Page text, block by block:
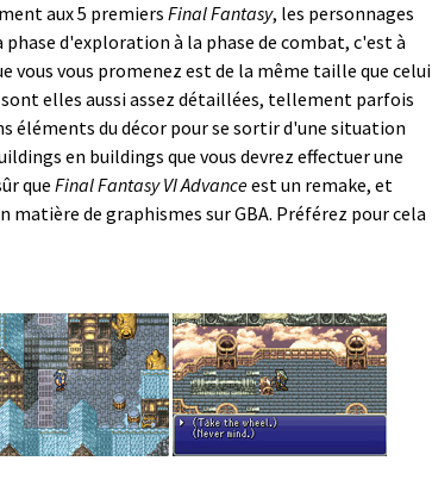
aux 5 premiersFinal Fantasy, les personnages
phase d'exploration à la phase de combat, c'est à
vous vous promenez est de la même taille que celui
elles aussi assez détaillées, tellement parfois
du décor pour se sortir d'une situation
en buildings que vous devrez effectuer une
que Final Fantasy VI Advanceest un remake, et
matière de graphismes sur GBA. Préférez pour cela